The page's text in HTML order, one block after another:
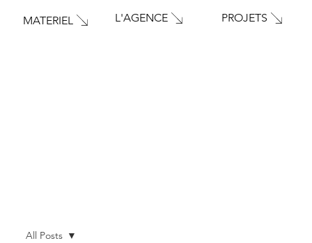
PROJETS
MATERIEL L'AGENCE
All Posts